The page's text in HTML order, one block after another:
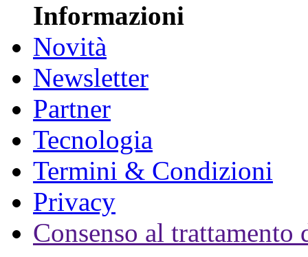
Informazioni
Novità
Newsletter
Partner
Tecnologia
Termini & Condizioni
Privacy
Consenso al trattamento